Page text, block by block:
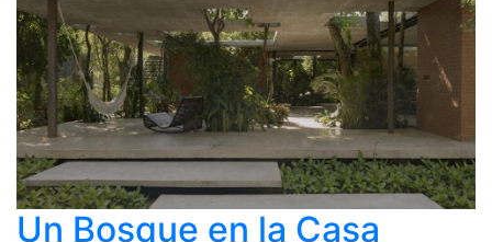
Un Bosque en la Casa